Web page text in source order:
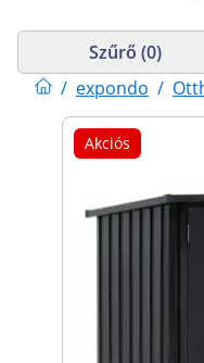
/ expondo /
Szűrő (0)
Akciós